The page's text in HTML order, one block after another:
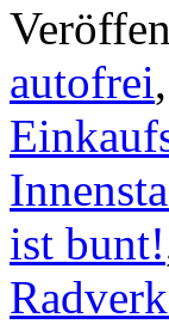
autofrei,
ist bunt!